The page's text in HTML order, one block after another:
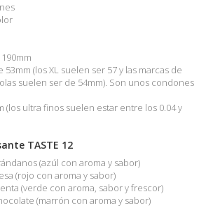
(los XL suelen ser 57 y las marcas de
suelen ser de 54mm). Son unos condones
(los ultra finos suelen estar entre los 0.04 y
TASTE 12
(azúl con aroma y sabor)
(rojo con aroma y sabor)
(verde con aroma, sabor y frescor)
(marrón con aroma y sabor)